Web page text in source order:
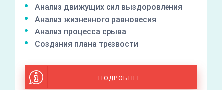
Анализ движущих сил выздоровления
Анализ жизненного равновесия
Анализ процесса срыва
Создания плана трезвости
ПОДРОБНЕЕ